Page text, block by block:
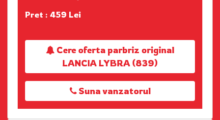
Pret : 459 Lei
Cere oferta parbriz original
LANCIA LYBRA (839)
Suna vanzatorul